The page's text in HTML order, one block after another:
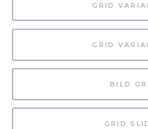
GRID
GRID
BILD
GRID